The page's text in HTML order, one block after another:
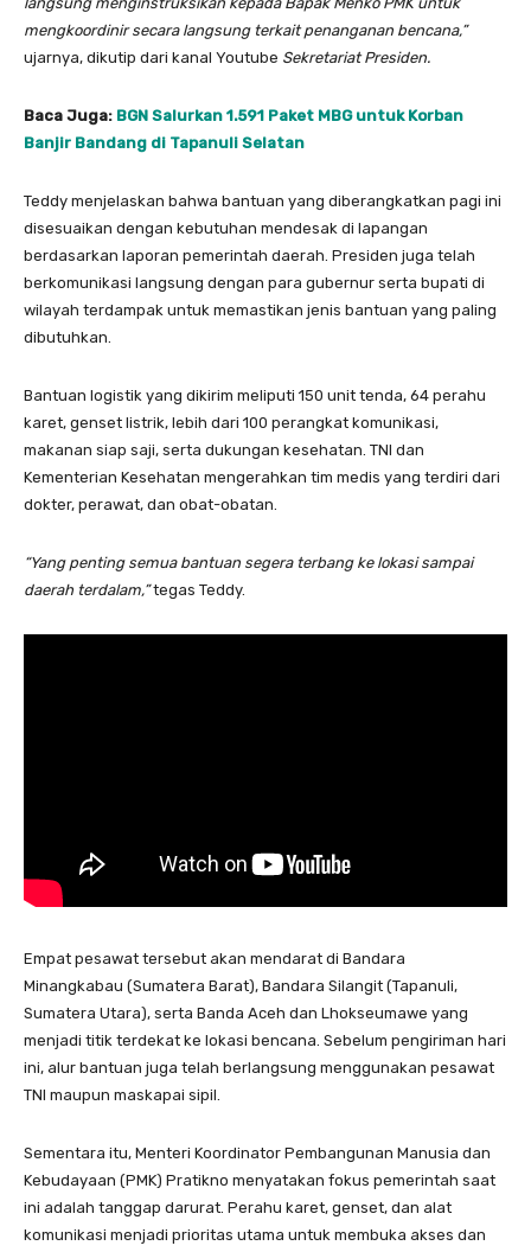
mengkoordinir secara langsung terkait penanganan bencana,”
ujarnya, dikutip dari kanal Youtube Sekretariat Presiden.
Baca Juga: BGN Salurkan 1.591 Paket MBG untuk Korban
Banjir Bandang di Tapanuli Selatan
Teddy menjelaskan bahwa bantuan yang diberangkatkan pagi ini
disesuaikan dengan kebutuhan mendesak di lapangan
berdasarkan laporan pemerintah daerah. Presiden juga telah
berkomunikasi langsung dengan para gubernur serta bupati di
wilayah terdampak untuk memastikan jenis bantuan yang paling
dibutuhkan.
Bantuan logistik yang dikirim meliputi 150 unit tenda, 64 perahu
karet, genset listrik, lebih dari 100 perangkat komunikasi,
makanan siap saji, serta dukungan kesehatan. TNI dan
Kementerian Kesehatan mengerahkan tim medis yang terdiri dari
dokter, perawat, dan obat-obatan.
“Yang penting semua bantuan segera terbang ke lokasi sampai
daerah terdalam,”tegas Teddy.
Empat pesawat tersebut akan mendarat di Bandara
Minangkabau (Sumatera Barat), Bandara Silangit (Tapanuli,
Sumatera Utara), serta Banda Aceh dan Lhokseumawe yang
menjadi titik terdekat ke lokasi bencana. Sebelum pengiriman hari
ini, alur bantuan juga telah berlangsung menggunakan pesawat
TNI maupun maskapai sipil.
Sementara itu, Menteri Koordinator Pembangunan Manusia dan
Kebudayaan (PMK) Pratikno menyatakan fokus pemerintah saat
ini adalah tanggap darurat. Perahu karet, genset, dan alat
komunikasi menjadi prioritas utama untuk membuka akses dan